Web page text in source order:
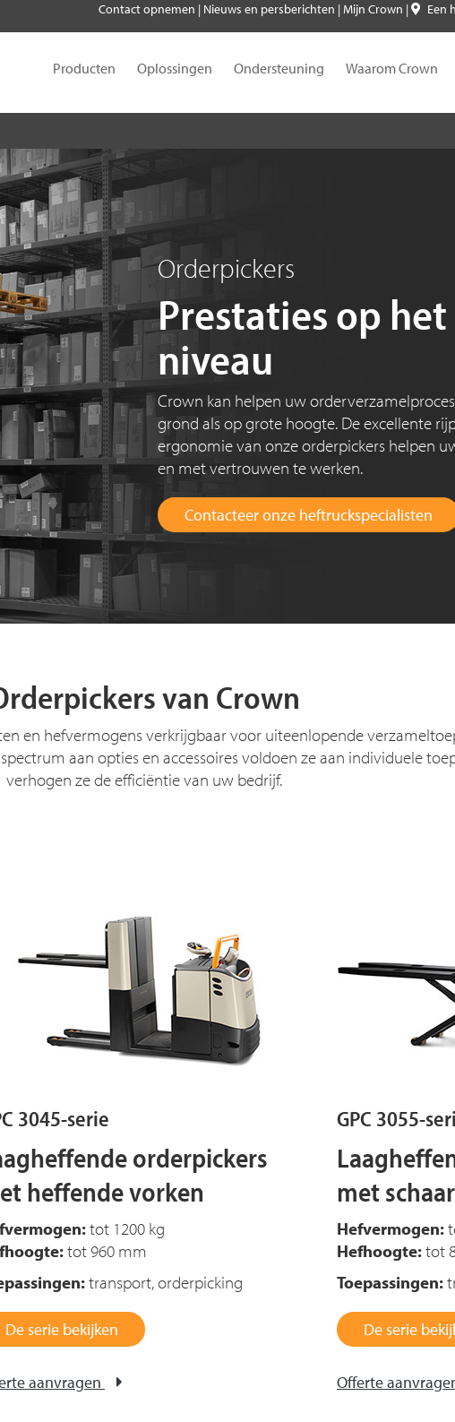
Contact opnemen | Nieuws en persberichten |Mijn Crown | Een
Producten Oplossingen Ondersteuning Waarom Crown
Orderpickers
Prestaties op
niveau
Crown kan helpen uw
grond als op grote hoogte. De excellente
ergonomie van onze orderpickers helpen
en met vertrouwen te werken.
Contacteer onze heftruckspecialisten
van Crown
en hefvermogens verkrijgbaar voor uiteenlopende
aan opties en accessoires voldoen ze aan individuele
verhogen ze de efficiëntie van uw bedrijf.
3045-serie
orderpickers
heffende vorken
tot 1200 kg
tot 960 mm
transport, orderpicking
De serie bekijken
aanvragen
GPC 3055-
met
Hefvermogen:
Hefhoogte:tot
Toepassingen:
De serie
Offerte